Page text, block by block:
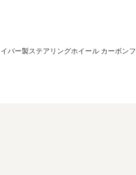
バー製ステアリングホイール カーボンフ